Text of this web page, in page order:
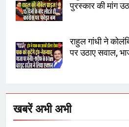
पुरस्कार की मांग
राहुल गांधी ने
पर उठाए सवाल,
खबरें अभी अभी
1
रोशन सिंह के
अमर शहीद
स्वरूप रानी